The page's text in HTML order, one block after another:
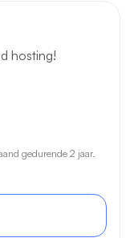
hosting!
gedurende 2 jaar.